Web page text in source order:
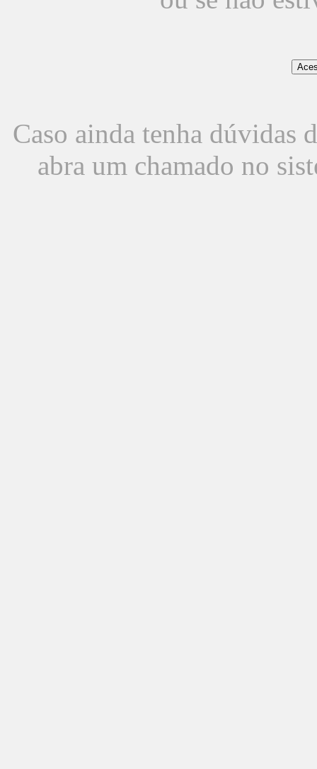
Caso ainda tenha dúvidas
abra um chamado no